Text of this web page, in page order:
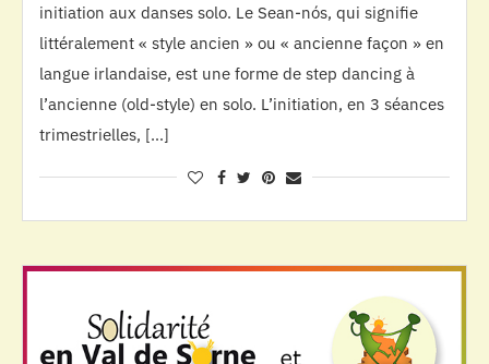
initiation aux danses solo. Le Sean-nós, qui signifie
littéralement « style ancien » ou « ancienne façon » en
langue irlandaise, est une forme de step dancing à
l’ancienne (old-style) en solo. L’initiation, en 3 séances
trimestrielles, […]